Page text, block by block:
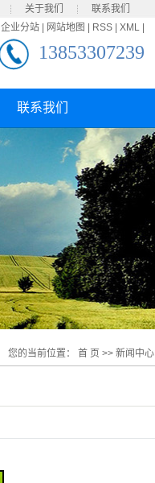
关于我们
联系我们
企业分站| 网站地图 RSS| XML|
13853307239
联系我们
您的当前位置： 首 页 >> 新闻中心